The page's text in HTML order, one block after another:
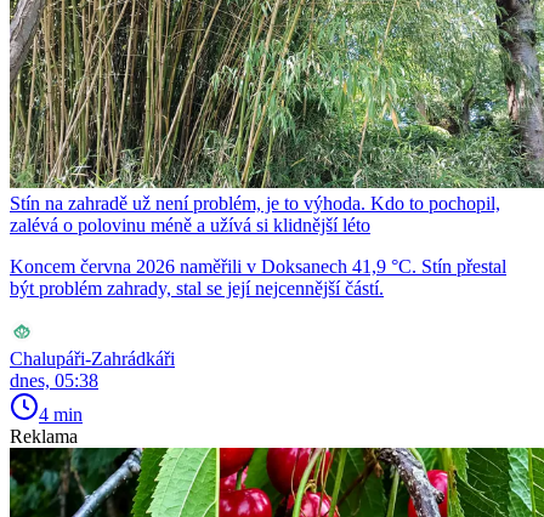
Stín na zahradě už není problém, je to výhoda. Kdo to pochopil,
zalévá o polovinu méně a užívá si klidnější léto
Koncem června 2026 naměřili v Doksanech 41,9 °C. Stín přestal
být problém zahrady, stal se její nejcennější částí.
Chalupáři-Zahrádkáři
dnes, 05:38
4 min
Reklama